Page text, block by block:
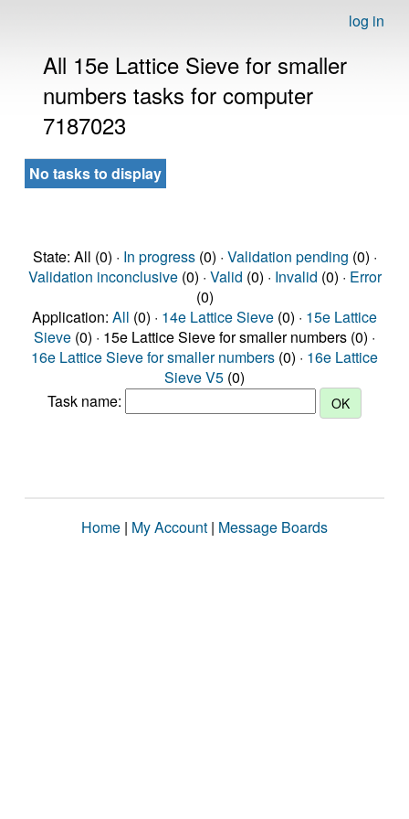
log in
All 15e Lattice Sieve for smaller
numbers tasks for computer
7187023
No tasks to display
State: All (0) · In progress(0) · Validation pending (0) ·
Validation inconclusive(0) · Valid (0) · Invalid (0) · Error
(0)
Application: All (0) · 14e Lattice Sieve (0) · 15e Lattice
Sieve (0) · 15e Lattice Sieve for smaller numbers (0) ·
16e Lattice Sieve for smaller numbers (0) · 16e Lattice
Sieve V5 (0)
Task name:
Home | My Account | Message Boards